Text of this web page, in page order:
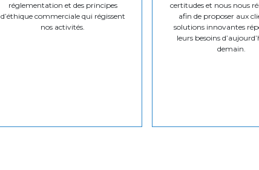
réglementation et des principes
d’éthique commerciale qui régissent
nos activités.
certitudes et nous nous
afin de proposer aux
solutions innovantes
leurs besoins
demain.